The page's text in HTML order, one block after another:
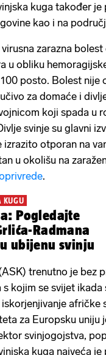
kuga također je
kao i na
zarazna
u obliku
posto. Bolest nije
za domaće i
koji spada u
svinje su glavni
izrazito otporan na
u okolišu na
.
KUGU
Pogledajte
Radmana
ubijenu svinju
trenutno je bez
kojim se svijet ikada
afričke
za Europsku uniju
svinjogojstva,
kuga najveća je